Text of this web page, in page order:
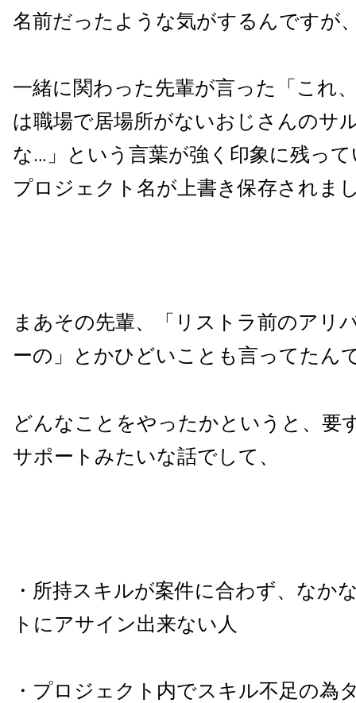
名前だったような気がするんですが
一緒に関わった先輩が言った「これ
は職場で居場所がないおじさんのサ
な…」という言葉が強く印象に残っ
プロジェクト名が上書き保存されま
まあその先輩、「リストラ前のアリ
ーの」とかひどいことも言ってたん
どんなことをやったかというと、要
サポートみたいな話でして、
・所持スキルが案件に合わず、なか
トにアサイン出来ない人
・プロジェクト内でスキル不足の為